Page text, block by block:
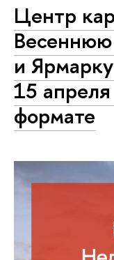
Центр
и
15
формате